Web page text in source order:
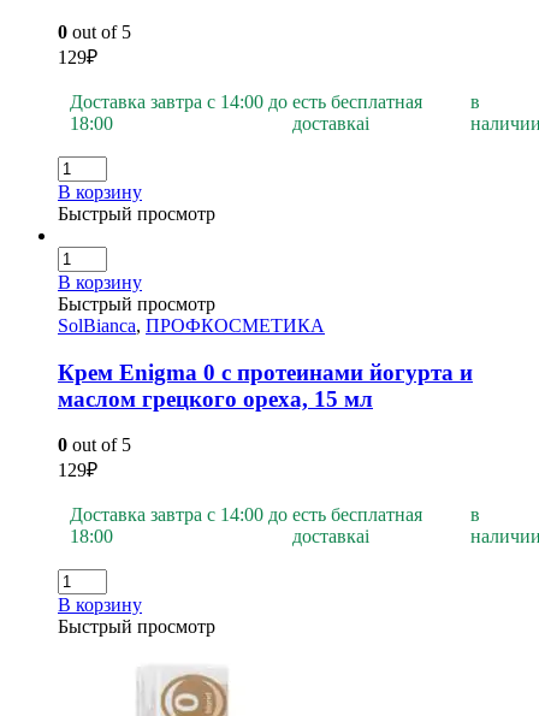
0 out of 5
129₽
Доставка завтра с 14:00 до
18:00
есть бесплатная
доставкаi
в
В корзину
Быстрый просмотр
В корзину
Быстрый просмотр
SolBianca, ПРОФКОСМЕТИКА
Крем Enigma 0 с протеинами йогурта и
маслом грецкого ореха, 15 мл
0 out of 5
129₽
Доставка завтра с 14:00 до
18:00
есть бесплатная
доставкаi
в
В корзину
Быстрый просмотр